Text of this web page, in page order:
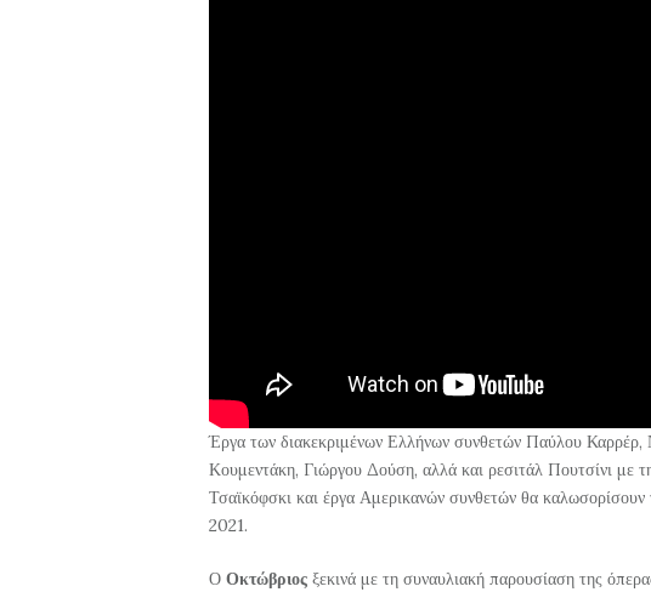
Έργα των διακεκριμένων Ελλήνων συνθετών Παύλου
Κουμεντάκη, Γιώργου Δούση, αλλά και ρεσιτάλ Πουτσίνι με
Τσαϊκόφσκι και έργα Αμερικανών συνθετών θα
2021.
Ο Οκτώβριος ξεκινά με τη συναυλιακή παρουσίαση της